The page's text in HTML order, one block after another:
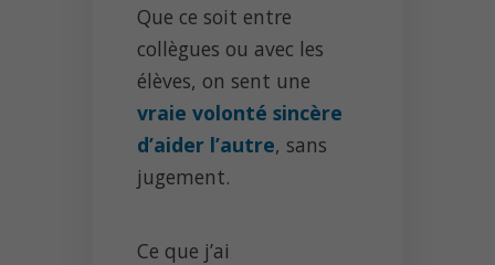
Que ce soit entre
collègues ou avec les
élèves, on sent une
vraie volonté sincère
d’aider l’autre, sans
jugement.
Ce que j’ai